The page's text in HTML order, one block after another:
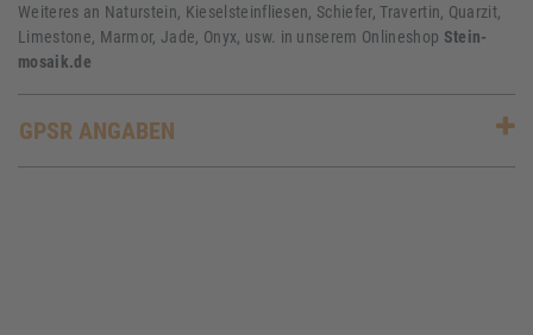
Weiteres an Naturstein, Kieselsteinfliesen, Schiefer, Travertin, Quarzit,
Limestone, Marmor, Jade, Onyx, usw. in unserem Onlineshop Stein-
mosaik.de
GPSR ANGABEN